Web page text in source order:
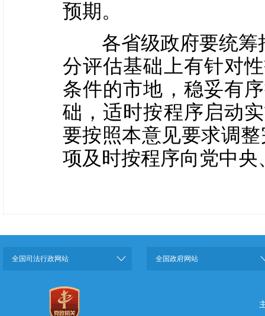
预期。
各省级政府要统筹
分评估基础上有针对
条件的市地，稳妥有
础，适时按程序启动
要按照本意见要求调
项及时按程序向党中
全国司法行政网站 全国政府网站